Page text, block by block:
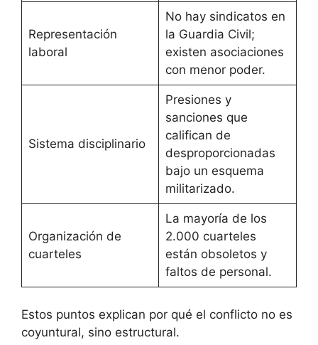
Representación
laboral
No hay sindicatos en
la Guardia Civil;
existen asociaciones
con menor poder.
Sistema disciplinario
Presiones y
sanciones que
califican de
desproporcionadas
bajo un esquema
militarizado.
Organización de
cuarteles
La mayoría de los
2.000 cuarteles
están obsoletos y
faltos de personal.
Estos puntos explican por qué el conflicto no es
coyuntural, sino estructural.